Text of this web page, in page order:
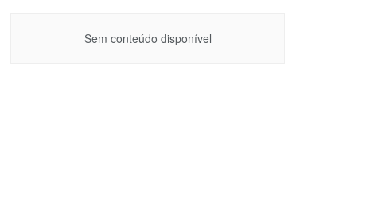
Sem conteúdo disponível